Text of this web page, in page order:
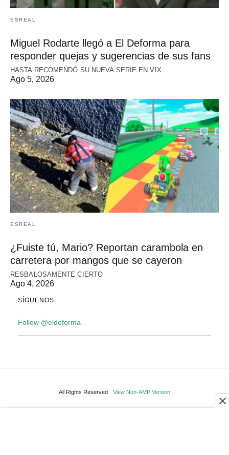
ESREAL
Miguel Rodarte llegó a El Deforma para
responder quejas y sugerencias de sus fans
HASTA RECOMENDÓ SU NUEVA SERIE EN VIX
Ago 5, 2026
ESREAL
¿Fuiste tú, Mario? Reportan carambola en
carretera por mangos que se cayeron
RESBALOSAMENTE CIERTO
Ago 4, 2026
SÍGUENOS
Follow @eldeforma
All Rights Reserved View Non-AMP Version